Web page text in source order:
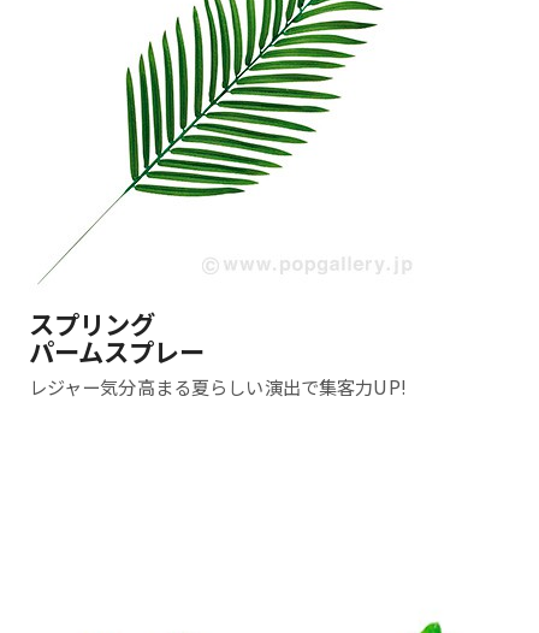
スプリング
パームスプレー
レジャー気分高まる夏らしい演出で集客力UP!